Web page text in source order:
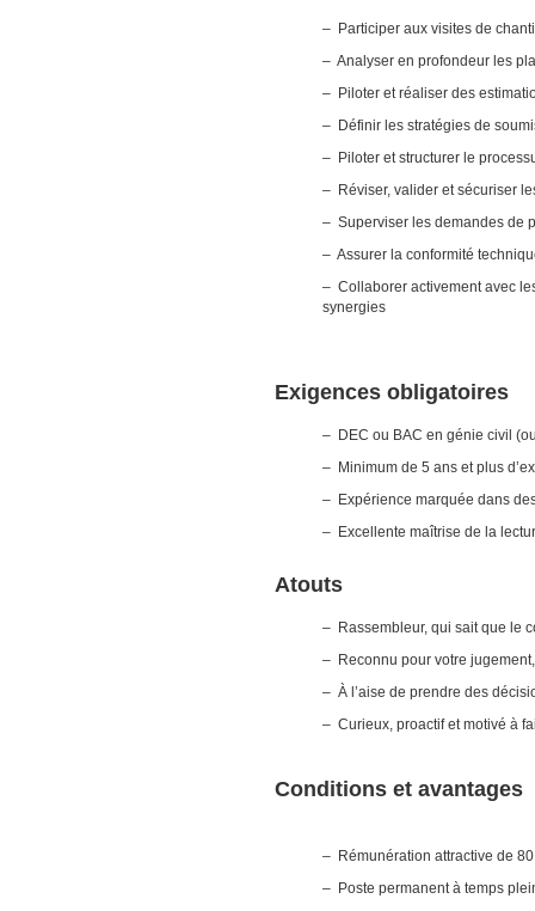
– Participer aux visites de
– Analyser en profondeur les
– Piloter et réaliser des
– Définir les stratégies de
– Piloter et structurer le
– Réviser, valider et sécuriser
– Superviser les demandes de
– Assurer la conformité
– Collaborer activement avec
synergies
Exigences obligatoires
– DEC ou BAC en génie civil
– Minimum de 5 ans et plus
– Expérience marquée dans
– Excellente maîtrise de la
Atouts
– Rassembleur, qui sait que le
– Reconnu pour votre
– À l’aise de prendre des
– Curieux, proactif et motivé à
Conditions et avantages
– Rémunération attractive de
– Poste permanent à temps